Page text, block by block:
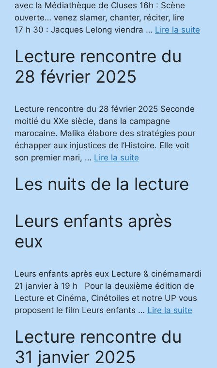
avec la Médiathèque de Cluses 16h : Scène
ouverte… venez slamer, chanter, réciter, lire
17 h 30 : Jacques Lelong viendra … Lire la suite
Lecture rencontre du
28 février 2025
Lecture rencontre du 28 février 2025 Seconde
moitié du XXe siècle, dans la campagne
marocaine. Malika élabore des stratégies pour
échapper aux injustices de l’Histoire. Elle voit
son premier mari, … Lire la suite
Les nuits de la lecture
Leurs enfants après
eux
Leurs enfants après eux Lecture & cinémamardi
21 janvier à 19 h Pour la deuxième édition de
Lecture et Cinéma, Cinétoiles et notre UP vous
proposent le film Leurs enfants … Lire la suite
Lecture rencontre du
31 janvier 2025